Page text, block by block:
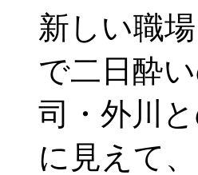
新しい職
で二日酔
司・外川
に見えて